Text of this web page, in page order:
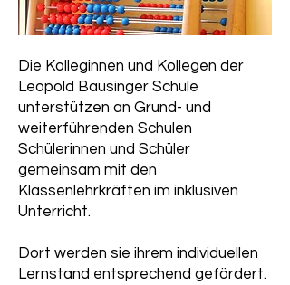
Die Kolleginnen und Kollegen der
Leopold Bausinger Schule
unterstützen an Grund- und
weiterführenden Schulen
Schülerinnen und Schüler
gemeinsam mit den
Klassenlehrkräften im inklusiven
Unterricht.
Dort werden sie ihrem individuellen
Lernstand entsprechend gefördert.